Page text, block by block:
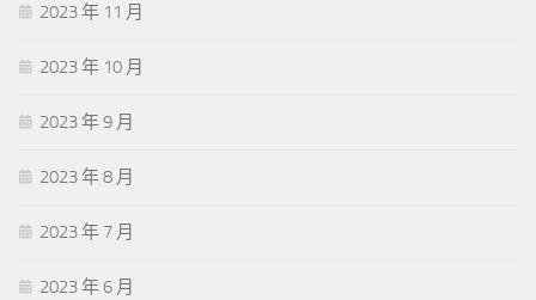
2023 年 11 月
2023 年 10 月
2023 年 9 月
2023 年 8 月
2023 年 7 月
2023 年 6 月